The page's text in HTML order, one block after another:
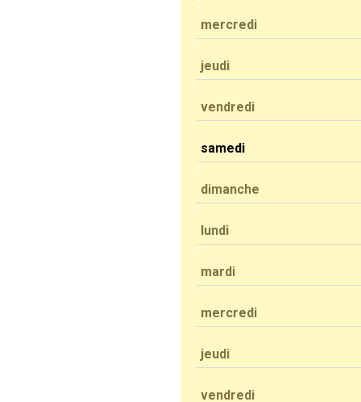
mercredi
jeudi
vendredi
samedi
dimanche
lundi
mardi
mercredi
jeudi
vendredi